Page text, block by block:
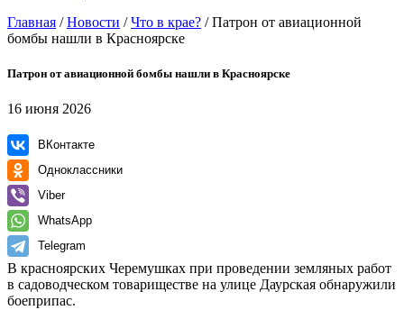
Главная /Новости /Что в крае? /Патрон от авиационной
бомбы нашли в Красноярске
Патрон от авиационной бомбы нашли в Красноярске
16 июня 2026
ВКонтакте
Одноклассники
Viber
WhatsApp
Telegram
В красноярских Черемушках при проведении земляных работ
в садоводческом товариществе на улице Даурская обнаружили
боеприпас.